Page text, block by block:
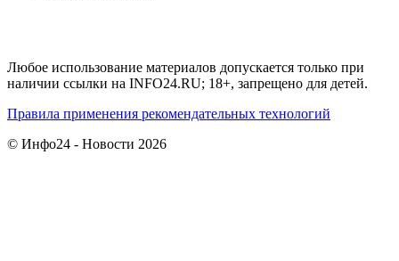
Любое использование материалов допускается только при
наличии ссылки на INFO24.RU; 18+, запрещено для детей.
Правила применения рекомендательных технологий
© Инфо24 - Новости 2026